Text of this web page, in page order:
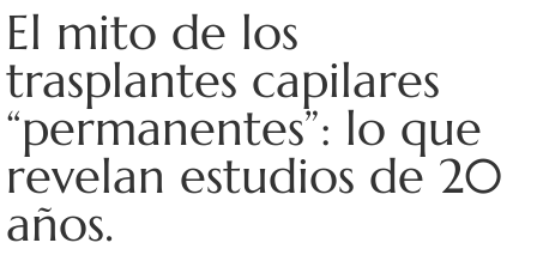
El mito de los
trasplantes capilares
“permanentes”: lo que
revelan estudios de 20
años.